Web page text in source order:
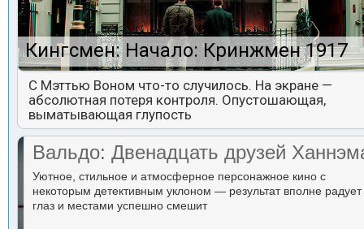
Кингсмен: Начало: Кринжмен 1917
С Мэттью Воном что-то случилось. На экране —
абсолютная потеря контроля. Опустошающая,
выматывающая глупость
Вальдо: Двенадцать друзей
Уютное, стильное и атмосферное персонажное кино с
некоторым детективным уклоном — результат вполне радует
глаз и местами успешно смешит